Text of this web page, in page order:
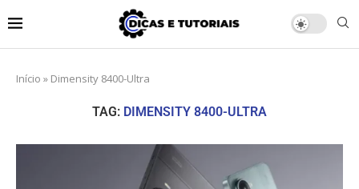
Início » Dimensity 8400-Ultra
TAG: DIMENSITY 8400-ULTRA